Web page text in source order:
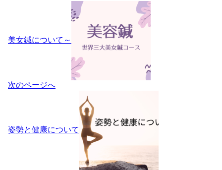
ー
美女鍼について～
次のページへ
姿勢と健康について